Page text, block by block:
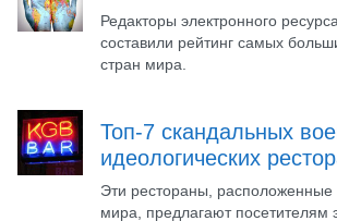
Редакторы электронного
составили рейтинг самых
стран мира.
Топ-7 скандальных
идеологических
Эти рестораны, расположенные
мира, предлагают посетителям